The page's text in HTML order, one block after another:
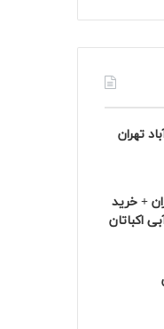
تهران
+ خرید
اکباتان